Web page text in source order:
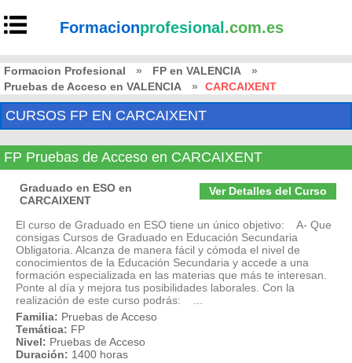
Formacionprofesional .com.es
Formacion Profesional » FP en VALENCIA
»
Pruebas de Acceso en VALENCIA
» CARCAIXENT
CURSOS FP EN CARCAIXENT
FP Pruebas de Acceso en CARCAIXENT
Ver Detalles del Curso
Graduado en ESO en
CARCAIXENT
El curso de Graduado en ESO tiene un único objetivo: A- Que
consigas Cursos de Graduado en Educación Secundaria
Obligatoria. Alcanza de manera fácil y cómoda el nivel de
conocimientos de la Educación Secundaria y accede a una
formación especializada en las materias que más te interesan.
Ponte al día y mejora tus posibilidades laborales. Con la
realización de este curso podrás: ...
Familia: Pruebas de Acceso
Temática: FP
Nivel: Pruebas de Acceso
Duración: 1400 horas